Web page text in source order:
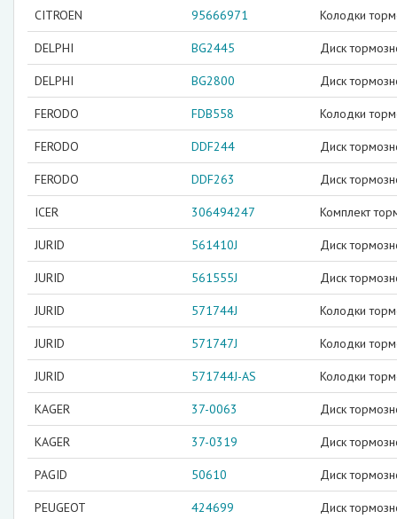
CITROEN 95666971 Колодки
DELPHI BG2445 Диск
DELPHI BG2800 Диск
FERODO FDB558 Колодки
FERODO DDF244 Диск
FERODO DDF263 Диск
ICER 306494247 Комплект
JURID 561410J Диск
JURID 561555J Диск
JURID 571744J Колодки
JURID 571747J Колодки
JURID 571744J-AS Колодки
KAGER 37-0063 Диск
KAGER 37-0319 Диск
PAGID 50610 Диск
PEUGEOT 424699 Диск